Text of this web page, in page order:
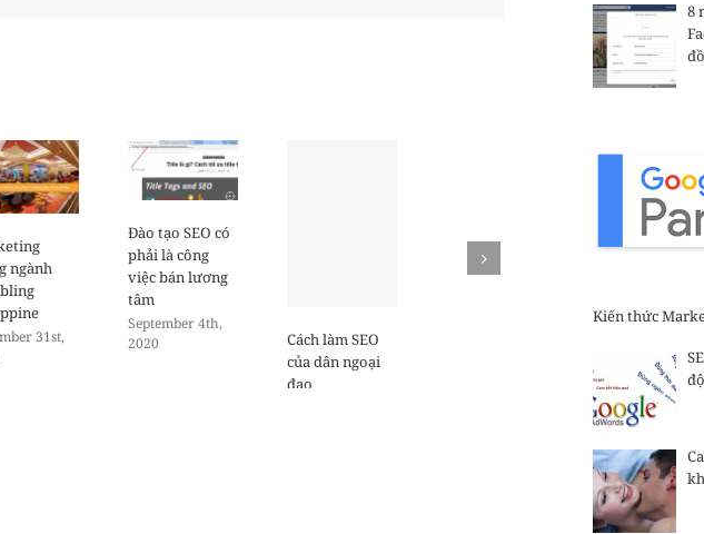
ngành
31st,
Đào tạo SEO có
phải là công
việc bán lương
tâm
September 4th,
2020
Cách làm SEO
của dân ngoại
đạo
8
Kiến thức